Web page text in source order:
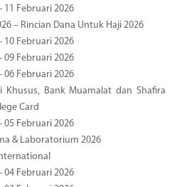
11 Februari 2026
– Rincian Dana Untuk Haji 2026
10 Februari 2026
09 Februari 2026
06 Februari 2026
Khusus, Bank Muamalat dan Shafira
Card
05 Februari 2026
& Laboratorium 2026
04 Februari 2026